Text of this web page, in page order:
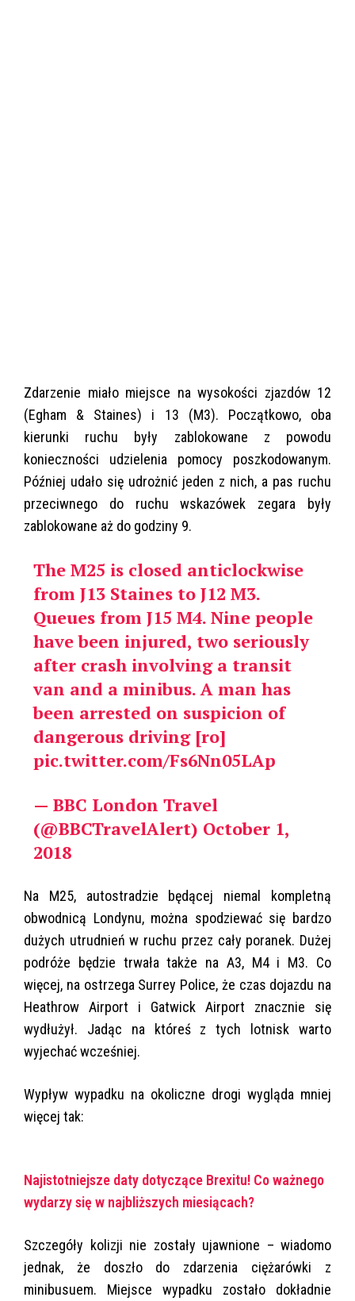
Zdarzenie miało miejsce na wysokości zjazdów 12
(Egham & Staines) i 13 (M3). Początkowo, oba
kierunki ruchu były zablokowane z powodu
konieczności udzielenia pomocy poszkodowanym.
Później udało się udrożnić jeden z nich, a pas ruchu
przeciwnego do ruchu wskazówek zegara były
zablokowane aż do godziny 9.
The M25 is closed anticlockwise
from J13 Staines to J12 M3.
Queues from J15 M4. Nine people
have been injured, two seriously
after crash involving a transit
van and a minibus. A man has
been arrested on suspicion of
dangerous driving [ro]
pic.twitter.com/Fs6Nn05LAp
— BBC London Travel
(@BBCTravelAlert) October 1,
2018
Na M25, autostradzie będącej niemal kompletną
obwodnicą Londynu, można spodziewać się bardzo
dużych utrudnień w ruchu przez cały poranek. Dużej
podróże będzie trwała także na A3, M4 i M3. Co
więcej, na ostrzega Surrey Police, że czas dojazdu na
Heathrow Airport i Gatwick Airport znacznie się
wydłużył. Jadąc na któreś z tych lotnisk warto
wyjechać wcześniej.
Wypływ wypadku na okoliczne drogi wygląda mniej
więcej tak:
Najistotniejsze daty dotyczące Brexitu! Co ważnego
wydarzy się w najbliższych miesiącach?
Szczegóły kolizji nie zostały ujawnione – wiadomo
jednak, że doszło do zdarzenia ciężarówki z
minibusuem. Miejsce wypadku zostało dokładnie